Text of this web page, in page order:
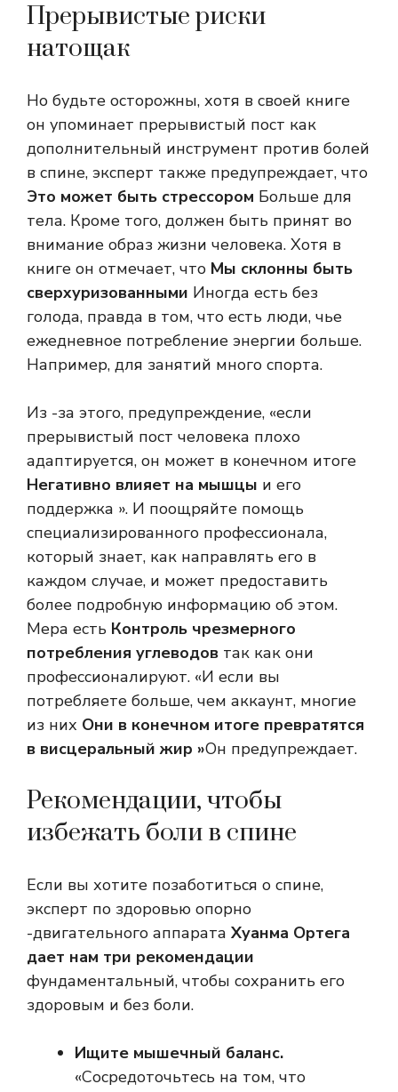
Прерывистые риски
натощак
Но будьте осторожны, хотя в своей книге
он упоминает прерывистый пост как
дополнительный инструмент против болей
в спине, эксперт также предупреждает, что
Это может быть стрессором Больше для
тела. Кроме того, должен быть принят во
внимание образ жизни человека. Хотя в
книге он отмечает, что Мы склонны быть
сверхуризованными Иногда есть без
голода, правда в том, что есть люди, чье
ежедневное потребление энергии больше.
Например, для занятий много спорта.
Из -за этого, предупреждение, «если
прерывистый пост человека плохо
адаптируется, он может в конечном итоге
Негативно влияет на мышцы и его
поддержка ». И поощряйте помощь
специализированного профессионала,
который знает, как направлять его в
каждом случае, и может предоставить
более подробную информацию об этом.
Мера есть Контроль чрезмерного
потребления углеводов так как они
профессионалируют. «И если вы
потребляете больше, чем аккаунт, многие
из них Они в конечном итоге превратятся
в висцеральный жир »Он предупреждает.
Рекомендации, чтобы
избежать боли в спине
Если вы хотите позаботиться о спине,
эксперт по здоровью опорно
-двигательного аппарата Хуанма Ортега
дает нам три рекомендации
фундаментальный, чтобы сохранить его
здоровым и без боли.
Ищите мышечный баланс.
«Сосредоточьтесь на том, что